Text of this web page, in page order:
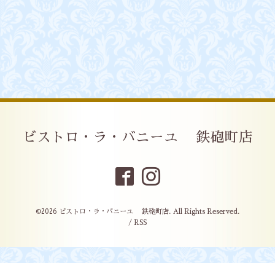
ビストロ・ラ・バニーユ 鉄砲町店
©2026 ビストロ・ラ・バニーユ 鉄砲町店. All Rights Reserved.
/
RSS